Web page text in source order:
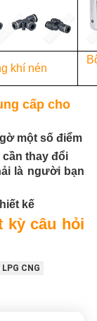
khí nén
cấp cho
một số điểm
thay đổi
là người bạn
kế
kỳ câu hỏi
CNG